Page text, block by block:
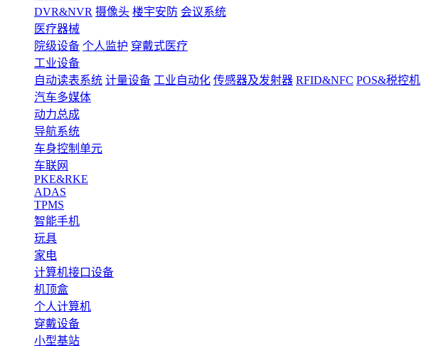
DVR&NVR 摄像头 楼宇安防 会议系统
医疗器械
院级设备 个人监护 穿戴式医疗
工业设备
自动读表系统 计量设备 工业自动化 传感器及发射器 RFID&NFC POS&税控机
汽车多媒体
动力总成
导航系统
车身控制单元
车联网
PKE&RKE
ADAS
TPMS
智能手机
玩具
家电
计算机接口设备
机顶盒
个人计算机
穿戴设备
小型基站